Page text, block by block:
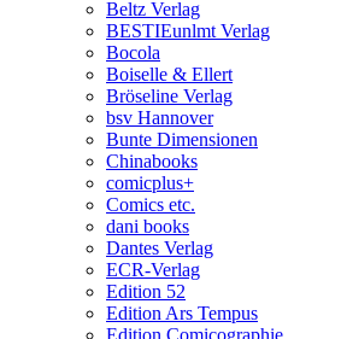
Beltz Verlag
BESTIEunlmt Verlag
Bocola
Boiselle & Ellert
Bröseline Verlag
bsv Hannover
Bunte Dimensionen
Chinabooks
comicplus+
Comics etc.
dani books
Dantes Verlag
ECR-Verlag
Edition 52
Edition Ars Tempus
Edition Comicographie